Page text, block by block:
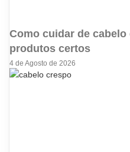
Como cuidar de
produtos certos
4 de Agosto de 2026